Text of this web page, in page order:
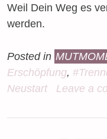
Weil Dein Weg es
werden.
Posted in
Erschöpfung,
Neustart
Leave a